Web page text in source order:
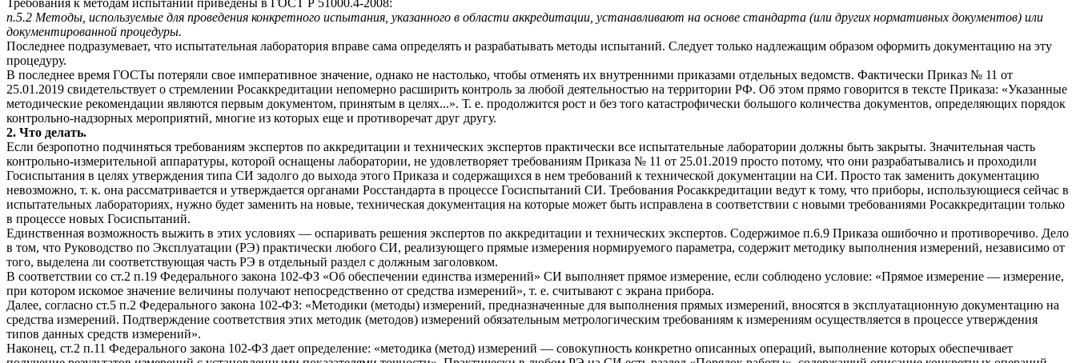
п.5.2 Методы, используемые для проведения конкретного испытания, указанного в области аккредитации, устанавливают на основе стандарта (или других нормативных документов) или
документированной процедуры.
Последнее подразумевает, что испытательная лаборатория вправе сама определять и разрабатывать методы испытаний. Следует только надлежащим образом оформить документацию на эту
процедуру.
В последнее время ГОСТы потеряли свое императивное значение, однако не настолько, чтобы отменять их внутренними приказами отдельных ведомств. Фактически Приказ № 11 от
25.01.2019 свидетельствует о стремлении Росаккредитации непомерно расширить контроль за любой деятельностью на территории РФ. Об этом прямо говорится в тексте Приказа: «Указанные
методические рекомендации являются первым документом, принятым в целях...». Т. е. продолжится рост и без того катастрофически большого количества документов, определяющих порядок
контрольно-надзорных мероприятий, многие из которых еще и противоречат друг другу.
2. Что делать.
Если безропотно подчиняться требованиям экспертов по аккредитации и технических экспертов практически все испытательные лаборатории должны быть закрыты. Значительная часть
контрольно-измерительной аппаратуры, которой оснащены лаборатории, не удовлетворяет требованиям Приказа № 11 от 25.01.2019 просто потому, что они разрабатывались и проходили
Госиспытания в целях утверждения типа СИ задолго до выхода этого Приказа и содержащихся в нем требований к технической документации на СИ. Просто так заменить документацию
невозможно, т. к. она рассматривается и утверждается органами Росстандарта в процессе Госиспытаний СИ. Требования Росаккредитации ведут к тому, что приборы, использующиеся сейчас в
испытательных лабораториях, нужно будет заменить на новые, техническая документация на которые может быть исправлена в соответствии с новыми требованиями Росаккредитации только
в процессе новых Госиспытаний.
Единственная возможность выжить в этих условиях — оспаривать решения экспертов по аккредитации и технических экспертов. Содержимое п.6.9 Приказа ошибочно и противоречиво. Дело
в том, что Руководство по Эксплуатации (РЭ) практически любого СИ, реализующего прямые измерения нормируемого параметра, содержит методику выполнения измерений, независимо от
того, выделена ли соответствующая часть РЭ в отдельный раздел с должным заголовком.
В соответствии со ст.2 п.19 Федерального закона 102-ФЗ «Об обеспечении единства измерений» СИ выполняет прямое измерение, если соблюдено условие: «Прямое измерение — измерение,
при котором искомое значение величины получают непосредственно от средства измерений», т. е. считывают с экрана прибора.
Далее, согласно ст.5 п.2 Федерального закона 102-ФЗ: «Методики (методы) измерений, предназначенные для выполнения прямых измерений, вносятся в эксплуатационную документацию на
средства измерений. Подтверждение соответствия этих методик (методов) измерений обязательным метрологическим требованиям к измерениям осуществляется в процессе утверждения
типов данных средств измерений».
Наконец, ст.2 п.11 Федерального закона 102-ФЗ дает определение: «методика (метод) измерений — совокупность конкретно описанных операций, выполнение которых обеспечивает